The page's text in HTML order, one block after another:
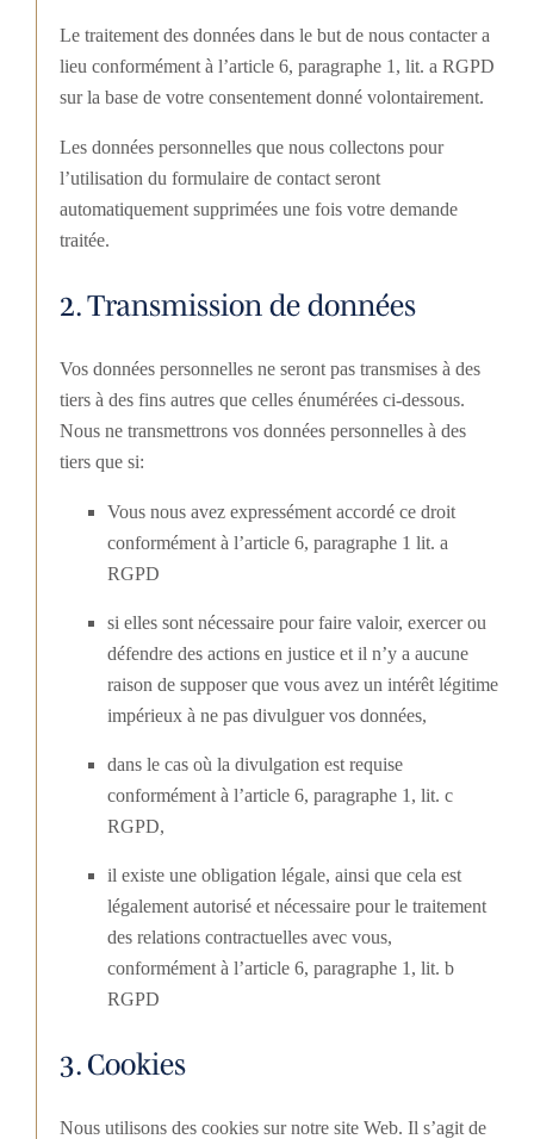
Le traitement des données dans le but de nous contacter a
lieu conformément à l’article 6, paragraphe 1, lit. a RGPD
sur la base de votre consentement donné volontairement.
Les données personnelles que nous collectons pour
l’utilisation du formulaire de contact seront
automatiquement supprimées une fois votre demande
traitée.
2. Transmission de données
Vos données personnelles ne seront pas transmises à des
tiers à des fins autres que celles énumérées ci-dessous.
Nous ne transmettrons vos données personnelles à des
tiers que si:
Vous nous avez expressément accordé ce droit
conformément à l’article 6, paragraphe 1 lit. a
RGPD
si elles sont nécessaire pour faire valoir, exercer ou
défendre des actions en justice et il n’y a aucune
raison de supposer que vous avez un intérêt légitime
impérieux à ne pas divulguer vos données,
dans le cas où la divulgation est requise
conformément à l’article 6, paragraphe 1, lit. c
RGPD,
il existe une obligation légale, ainsi que cela est
légalement autorisé et nécessaire pour le traitement
des relations contractuelles avec vous,
conformément à l’article 6, paragraphe 1, lit. b
RGPD
3. Cookies
Nous utilisons des cookies sur notre site Web. Il s’agit de